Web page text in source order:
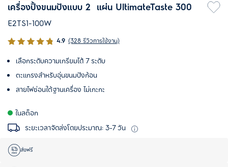
เครื่องปิ้งขนมปังแบบ 2 แผ่น UltimateTaste 300
E2TS1-100W
4.9 (328 รีวิวการใช้งาน)
เลือกระดับความเกรียมได้ 7 ระดับ
ตะแกรงสำหรับอุ่นขนมปังก้อน
สายไฟซ่อนใต้ฐานเครื่อง ไม่เกะกะ
ในสต็อก
ระยะเวลาจัดส่งโดยประมาณ: 3-7 วัน
ส่งฟรี